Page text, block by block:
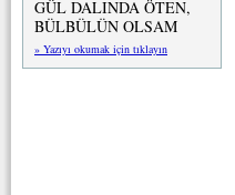
GÜL DALINDA ÖTEN,
BÜLBÜLÜN OLSAM
» Yazıyı okumak için tıklayın